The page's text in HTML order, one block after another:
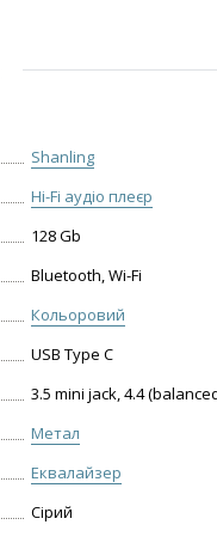
Shanling
Hi-Fi аудіо плеєр
128 Gb
Bluetooth, Wi-Fi
Кольоровий
USB Type C
3.5 mini jack, 4.4
Метал
Еквалайзер
Сірий